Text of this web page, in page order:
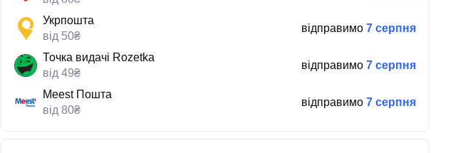
Укрпошта
від 50₴
відправимо 7 серпня
Точка видачі Rozetka
від 49₴
відправимо 7 серпня
Meest Пошта
від 80₴
відправимо 7 серпня